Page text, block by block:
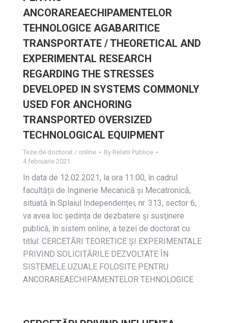
ANCORAREAECHIPAMENTELOR
TEHNOLOGICE AGABARITICE
TRANSPORTATE / THEORETICAL AND
EXPERIMENTAL RESEARCH
REGARDING THE STRESSES
DEVELOPED IN SYSTEMS COMMONLY
USED FOR ANCHORING
TRANSPORTED OVERSIZED
TECHNOLOGICAL EQUIPMENT
Teze de doctorat / online By Relatii Publice
4 februarie 2021
In data de 12.02.2021, la ora 11:00, în cadrul
facultății de Inginerie Mecanică și Mecatronică,
situată în Splaiul Independenței, nr. 313, sector 6,
va avea loc ședința de dezbatere și susţinere
publică, în sistem online, a tezei de doctorat cu
titlul: CERCETĂRI TEORETICE ŞI EXPERIMENTALE
PRIVIND SOLICITĂRILE DEZVOLTATE ÎN
SISTEMELE UZUALE FOLOSITE PENTRU
ANCORAREAECHIPAMENTELOR TEHNOLOGICE